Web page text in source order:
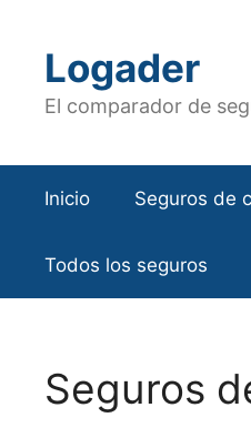
contenidoLogader
El comparador de
Inicio Seguros de
Todos los seguros
Seguros